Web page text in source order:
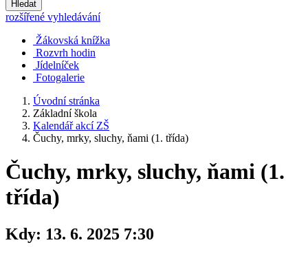
Hledat
rozšířené vyhledávání
Žákovská knížka
Rozvrh hodin
Jídelníček
Fotogalerie
Úvodní stránka
Základní škola
Kalendář akcí ZŠ
Čuchy, mrky, sluchy, ňami (1. třída)
Čuchy, mrky, sluchy, ňami (1.
třída)
Kdy: 13. 6. 2025 7:30